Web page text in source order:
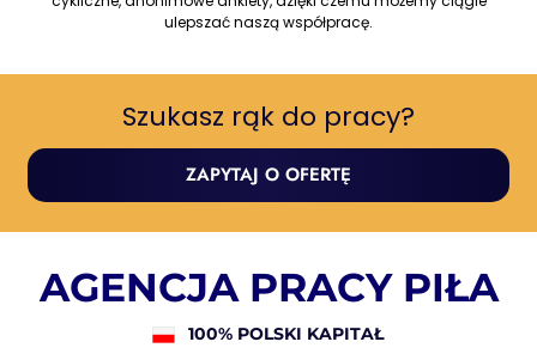
ulepszać naszą współpracę.
Szukasz rąk do pracy?
ZAPYTAJ O OFERTĘ
AGENCJA PRACY PIŁA
100% POLSKI KAPITAŁ